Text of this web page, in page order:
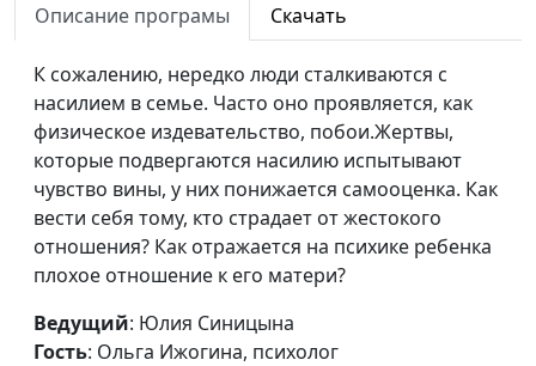
психолог
Как выйти из депрессии?
Ольга Ижогина,
психолог
Причины депрессии
Юлия Синицына,
Ольга Ижогина,
психолог
Как управлять гневом?
Юлия Синицына,
психолог
Описание програмы Скачать
К сожалению, нередко люди сталкиваются с
насилием в семье. Часто оно проявляется, как
физическое издевательство, побои.Жертвы,
которые подвергаются насилию испытывают
чувство вины, у них понижается самооценка. Как
вести себя тому, кто страдает от жестокого
отношения? Как отражается на психике ребенка
плохое отношение к его матери?
Ведущий: Юлия Синицына
Гость: Ольга Ижогина, психолог